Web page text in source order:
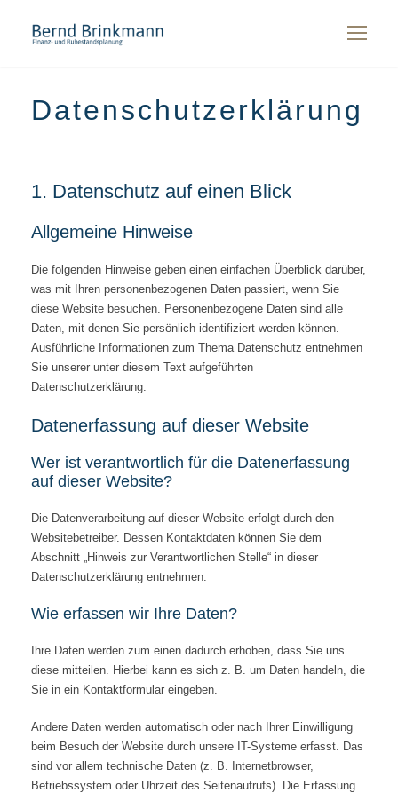
Datenschutzerklärung
1. Datenschutz auf einen Blick
Allgemeine Hinweise
Die folgenden Hinweise geben einen einfachen Überblick darüber,
was mit Ihren personenbezogenen Daten passiert, wenn Sie
diese Website besuchen. Personenbezogene Daten sind alle
Daten, mit denen Sie persönlich identifiziert werden können.
Ausführliche Informationen zum Thema Datenschutz entnehmen
Sie unserer unter diesem Text aufgeführten
Datenschutzerklärung.
Datenerfassung auf dieser Website
Wer ist verantwortlich für die Datenerfassung
auf dieser Website?
Die Datenverarbeitung auf dieser Website erfolgt durch den
Websitebetreiber. Dessen Kontaktdaten können Sie dem
Abschnitt „Hinweis zur Verantwortlichen Stelle“ in dieser
Datenschutzerklärung entnehmen.
Wie erfassen wir Ihre Daten?
Ihre Daten werden zum einen dadurch erhoben, dass Sie uns
diese mitteilen. Hierbei kann es sich z. B. um Daten handeln, die
Sie in ein Kontaktformular eingeben.
Andere Daten werden automatisch oder nach Ihrer Einwilligung
beim Besuch der Website durch unsere IT-Systeme erfasst. Das
sind vor allem technische Daten (z. B. Internetbrowser,
Betriebssystem oder Uhrzeit des Seitenaufrufs). Die Erfassung